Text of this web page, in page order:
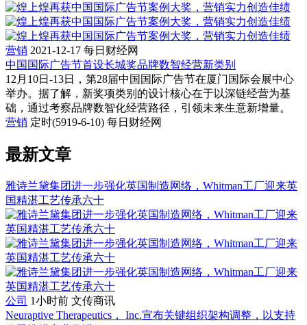
营销 2021-12-17 每日财经网
中国国际广告节首设长城奖品牌数智经营新类别
12月10日-13日，第28届中国国际广告节在厦门国际会展中心
举办。据了解，新奖项类别的设计核心在于以深链经营为基
础，通过考察品牌数智化经营路径，引领未来生意新增量。
营销 定时(5919-6-10) 每日财经网
最新文章
雅诗兰黛集团进一步强化英国制造网络，Whitman工厂迎来英
国精湛工艺传承六十
公司 1小时前 文传商讯
Neuraptive Therapeutics， Inc.宣布关键组织架构调整，以支持